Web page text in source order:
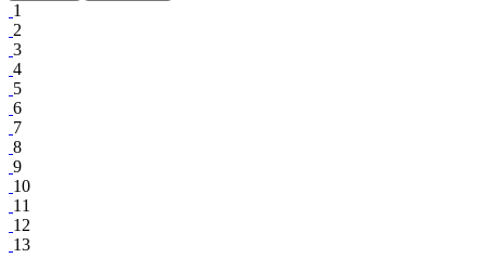
1
2
3
4
5
6
7
8
9
10
11
12
13